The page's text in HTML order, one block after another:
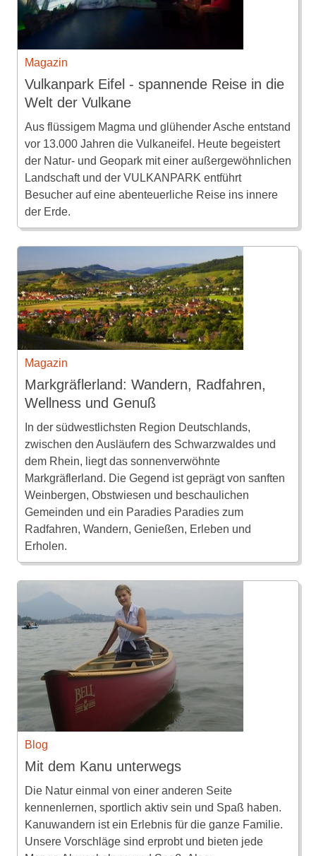
Magazin
Vulkanpark Eifel - spannende Reise in die
Welt der Vulkane
Aus flüssigem Magma und glühender Asche entstand
vor 13.000 Jahren die Vulkaneifel. Heute begeistert
der Natur- und Geopark mit einer außergewöhnlichen
Landschaft und der VULKANPARK entführt
Besucher auf eine abenteuerliche Reise ins innere
der Erde.
Magazin
Markgräflerland: Wandern, Radfahren,
Wellness und Genuß
In der südwestlichsten Region Deutschlands,
zwischen den Ausläufern des Schwarzwaldes und
dem Rhein, liegt das sonnenverwöhnte
Markgräflerland. Die Gegend ist geprägt von sanften
Weinbergen, Obstwiesen und beschaulichen
Gemeinden und ein Paradies Paradies zum
Radfahren, Wandern, Genießen, Erleben und
Erholen.
Blog
Mit dem Kanu unterwegs
Die Natur einmal von einer anderen Seite
kennenlernen, sportlich aktiv sein und Spaß haben.
Kanuwandern ist ein Erlebnis für die ganze Familie.
Unsere Vorschläge sind erprobt und bieten jede